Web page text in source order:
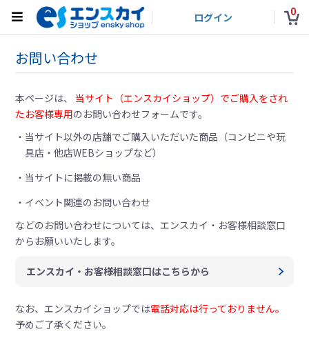
ログイン 0
お問い合わせ
本ページは、 当サイト（エンスカイショップ）でご購入をされ
たお客様専用のお問い合わせフォームです。
当サイト以外の店舗でご購入いただいた商品（コンビニや玩
具店・他店WEBショップなど）
当サイトに掲載の無い商品
イベント関連のお問い合わせ
などのお問い合わせについては、エンスカイ・お客様相談窓口
からお願いいたします。
エンスカイ・お客様相談窓口はこちらから
なお、エンスカイショップでは電話対応は行っておりません。
予めご了承ください。